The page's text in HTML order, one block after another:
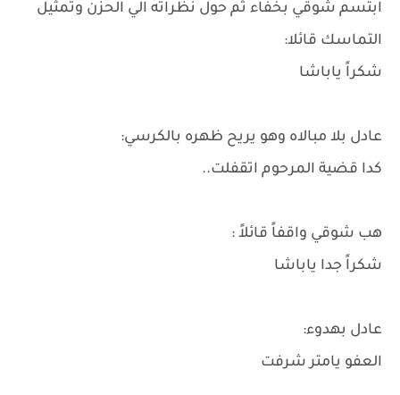
ابتسم شوقي بخفاء ثم حول نظراته الي الحزن وتمثيل
التماسك قائلا:
شكراً ياباشا
عادل بلا مبالاه وهو يريح ظهره بالكرسي:
كدا قضية المرحوم اتقفلت..
هب شوقي واقفاً قائلاً :
شكراً جدا ياباشا
عادل بهدوء:
العفو يامتر شرفت